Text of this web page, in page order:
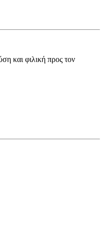
και φιλική προς τον